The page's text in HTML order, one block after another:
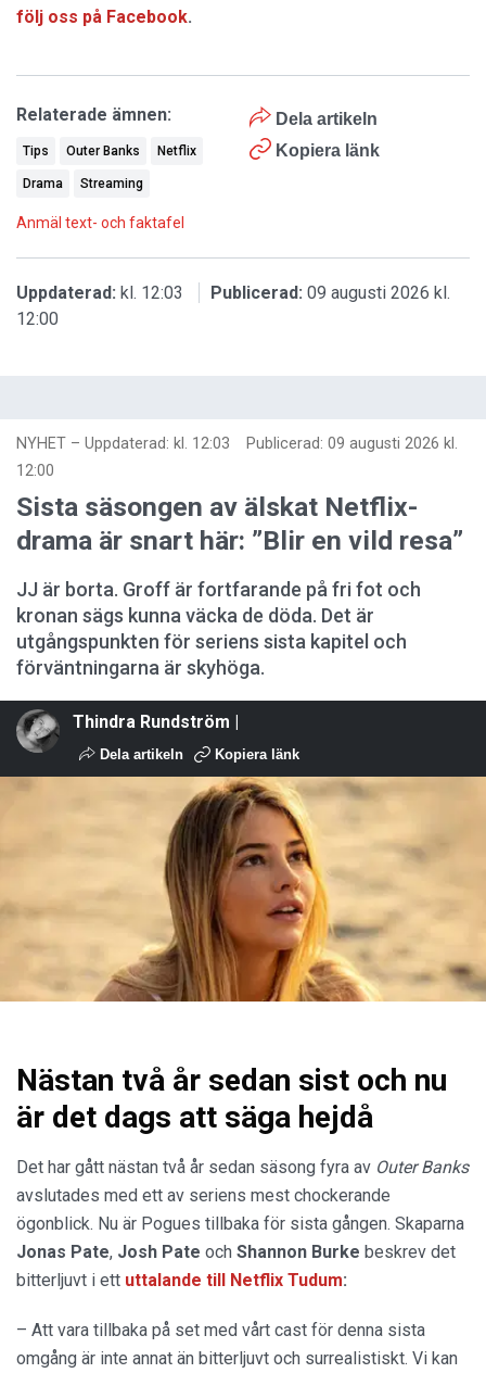
följ oss på Facebook.
Dela artikeln
Kopiera länk
Relaterade ämnen:
Tips Outer Banks Netflix
Drama Streaming
Anmäl text- och faktafel
Uppdaterad: kl. 12:03 Publicerad: 09 augusti 2026 kl.
12:00
NYHET – Uppdaterad: kl. 12:03 Publicerad: 09 augusti 2026 kl.
12:00
Sista säsongen av älskat Netflix-
drama är snart här: ”Blir en vild resa”
JJ är borta. Groff är fortfarande på fri fot och
kronan sägs kunna väcka de döda. Det är
utgångspunkten för seriens sista kapitel och
förväntningarna är skyhöga.
Thindra Rundström |
Dela artikeln Kopiera länk
Nästan två år sedan sist och nu
är det dags att säga hejdå
Det har gått nästan två år sedan säsong fyra av Outer Banks
avslutades med ett av seriens mest chockerande
ögonblick. Nu är Pogues tillbaka för sista gången. Skaparna
Jonas Pate, Josh Pate och Shannon Burke beskrev det
bitterljuvt i ett uttalande till Netflix Tudum:
– Att vara tillbaka på set med vårt cast för denna sista
omgång är inte annat än bitterljuvt och surrealistiskt. Vi kan